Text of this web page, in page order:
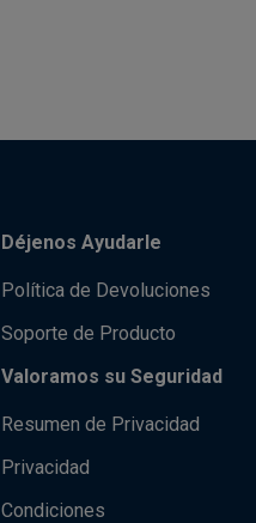
Déjenos Ayudarle
Política de Devoluciones
Soporte de Producto
Valoramos su Seguridad
Resumen de Privacidad
Privacidad
Condiciones